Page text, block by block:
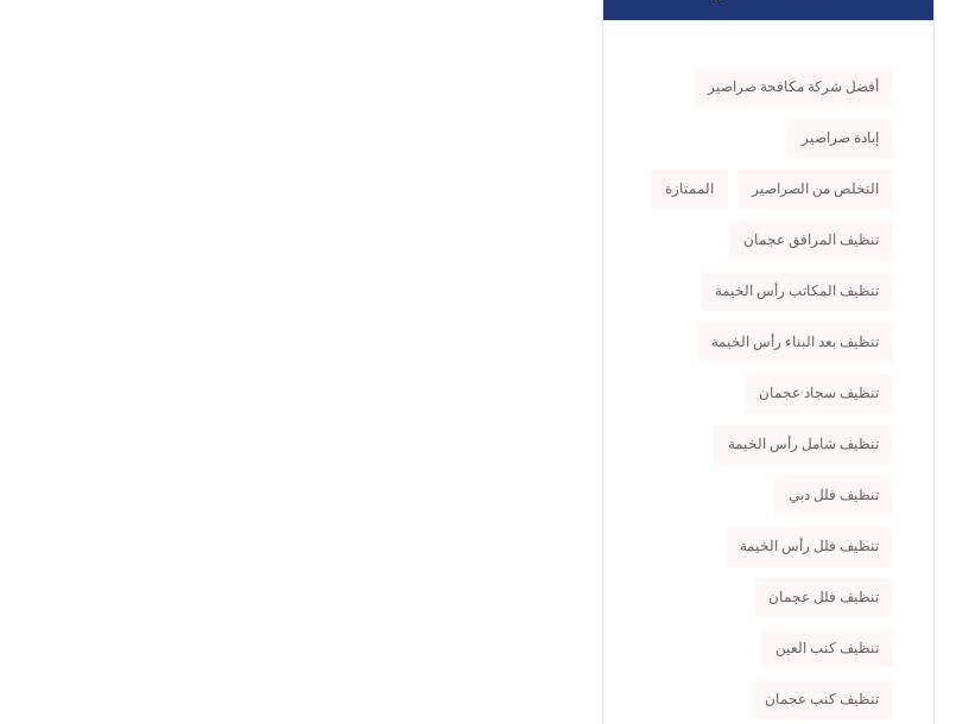
أفضل شركة مكافحة صراصير
إبادة صراصير
التخلص من الصراصير الممتازة
تنظيف المرافق عجمان
تنظيف المكاتب رأس الخيمة
تنظيف بعد البناء رأس الخيمة
تنظيف سجاد عجمان
تنظيف شامل رأس الخيمة
تنظيف فلل دبي
تنظيف فلل رأس الخيمة
تنظيف فلل عجمان
تنظيف كنب العين
تنظيف كنب عجمان